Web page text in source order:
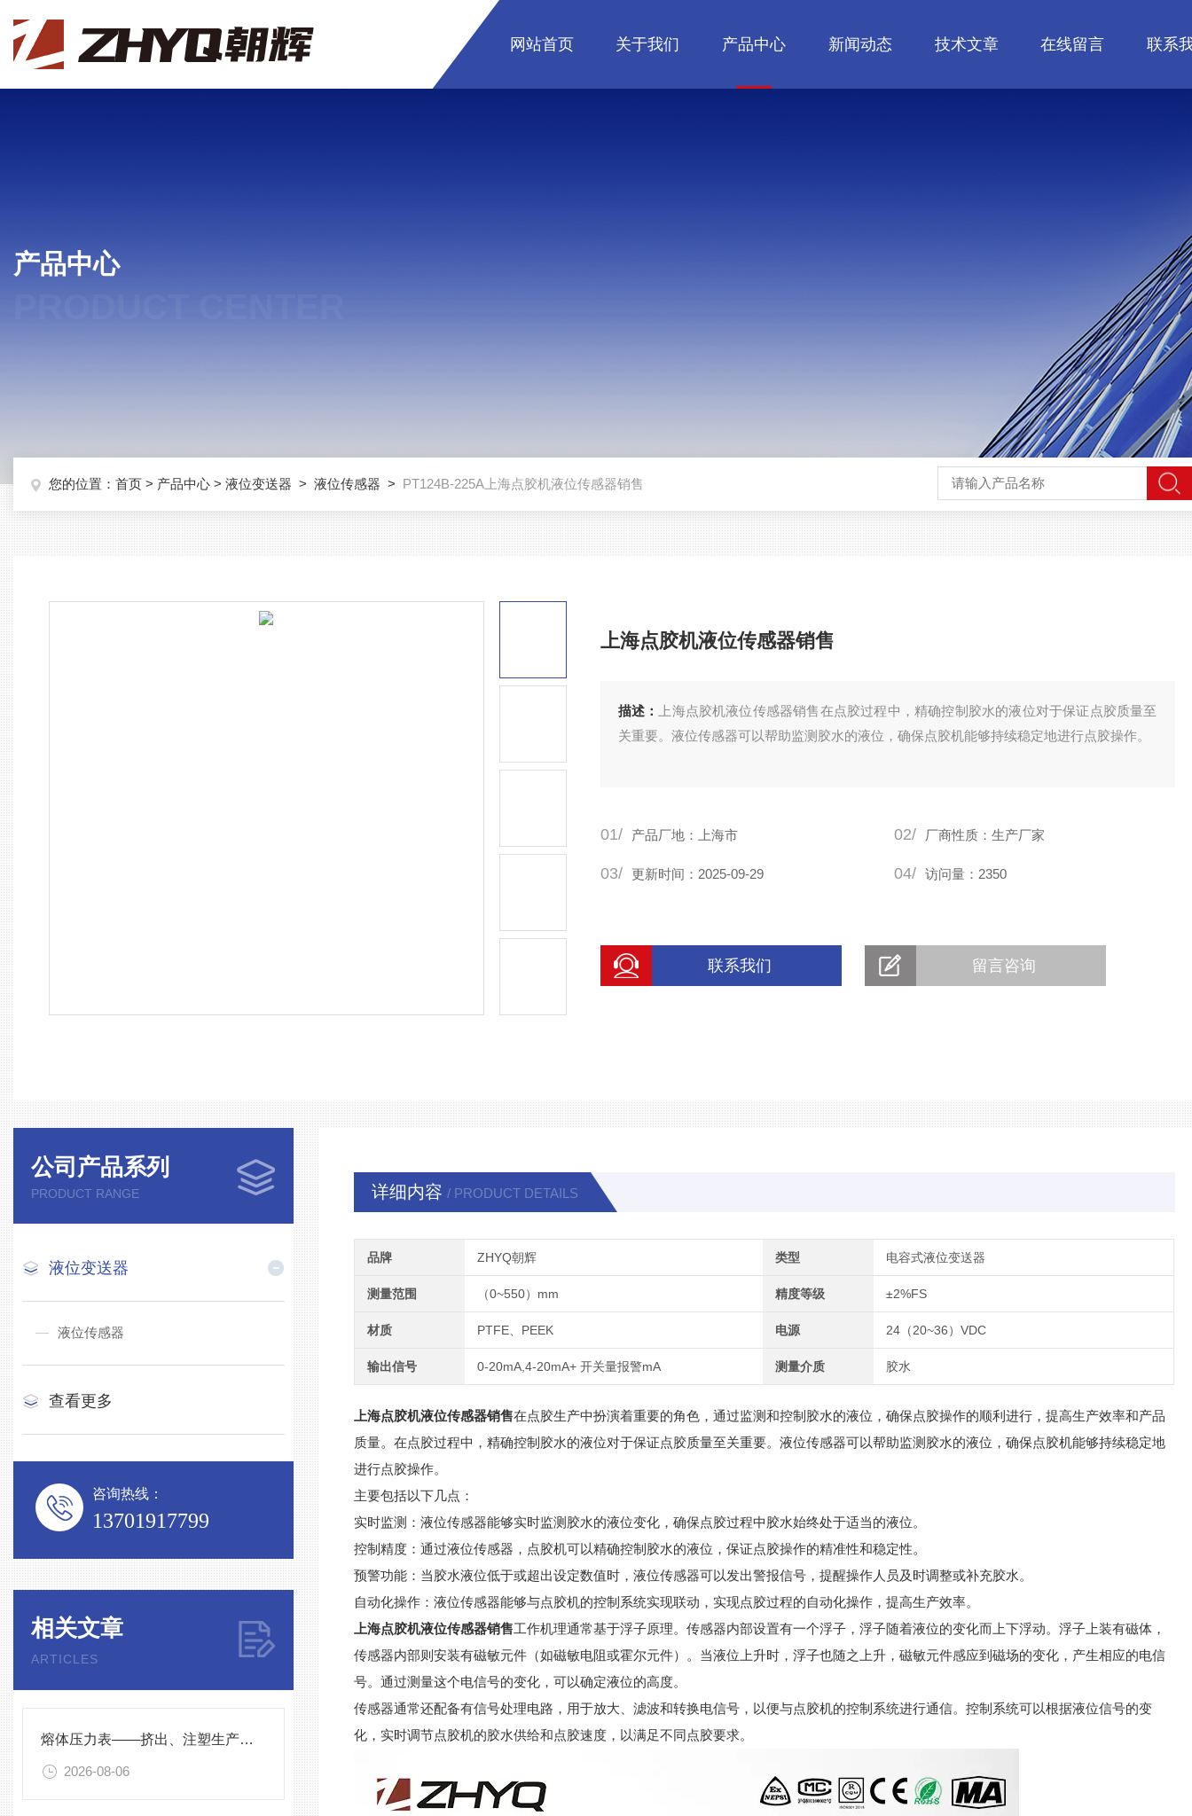
网站首页 关于我们 产品中心 新闻动态 技术文章 在线留言 联系
产品中心
您的位置： 首页 > 产品中心 > 液位变送器 > 液位传感器 > PT124B-225A上海点胶机液位传感器销售
上海点胶机液位传感器销售
描述：
上海点胶机液位传感器销售在点胶过程中，精确控制胶水的液位对于保证点胶质量至
关重要。液位传感器可以帮助监测胶水的液位，确保点胶机能够持续稳定地进行点胶操作。
01/ 产品厂地：上海市 02/ 厂商性质：生产厂家
03/ 更新时间：2025-09-29 04/ 访问量：2350
联系我们 留言咨询
公司产品系列
PRODUCT RANGE
液位变送器
液位传感器
查看更多
咨询热线：
13701917799
相关文章
ARTICLES
熔体压力表——挤出、注塑生产线的品质命脉！
2026-08-06
详细内容 / PRODUCT DETAILS
品牌 ZHYQ朝辉 类型 电容式液位变送器
测量范围 （0~550）mm 精度等级 ±2%FS
材质 PTFE、PEEK 电源 24（20~36）VDC
输出信号 0-20mA,4-20mA+ 开关量报警mA 测量介质 胶水
上海点胶机液位传感器销售在点胶生产中扮演着重要的角色，通过监测和控制胶水的液位，确保点胶操作的顺利进行，提高生产效率和产品
质量。在点胶过程中，精确控制胶水的液位对于保证点胶质量至关重要。液位传感器可以帮助监测胶水的液位，确保点胶机能够持续稳定地
进行点胶操作。
主要包括以下几点：
实时监测：液位传感器能够实时监测胶水的液位变化，确保点胶过程中胶水始终处于适当的液位。
控制精度：通过液位传感器，点胶机可以精确控制胶水的液位，保证点胶操作的精准性和稳定性。
预警功能：当胶水液位低于或超出设定数值时，液位传感器可以发出警报信号，提醒操作人员及时调整或补充胶水。
自动化操作：液位传感器能够与点胶机的控制系统实现联动，实现点胶过程的自动化操作，提高生产效率。
上海点胶机液位传感器销售工作机理通常基于浮子原理。传感器内部设置有一个浮子，浮子随着液位的变化而上下浮动。浮子上装有磁体，
传感器内部则安装有磁敏元件（如磁敏电阻或霍尔元件）。当液位上升时，浮子也随之上升，磁敏元件感应到磁场的变化，产生相应的电信
号。通过测量这个电信号的变化，可以确定液位的高度。
传感器通常还配备有信号处理电路，用于放大、滤波和转换电信号，以便与点胶机的控制系统进行通信。控制系统可以根据液位信号的变
化，实时调节点胶机的胶水供给和点胶速度，以满足不同点胶要求。